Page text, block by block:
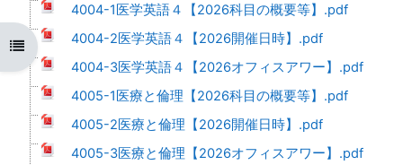
コースインデックスを開く
4004-1医学英語４【2026科目の概要等】.pdf
4004-2医学英語４【2026開催日時】.pdf
4004-3医学英語４【2026オフィスアワー】.pdf
4005-1医療と倫理【2026科目の概要等】.pdf
4005-2医療と倫理【2026開催日時】.pdf
4005-3医療と倫理【2026オフィスアワー】.pdf